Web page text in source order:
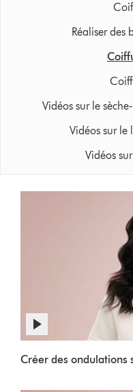
Réaliser des
Vidéos sur le
Vidéos sur le
Vidéos
Créer des ondulations